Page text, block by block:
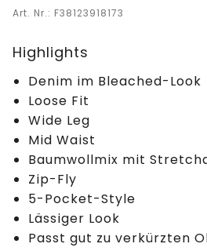
Art. Nr.: F38123918173
Highlights
Denim im Bleached-Look
Loose Fit
Wide Leg
Mid Waist
Baumwollmix mit
Zip-Fly
5-Pocket-Style
Lässiger Look
Passt gut zu verkürzten